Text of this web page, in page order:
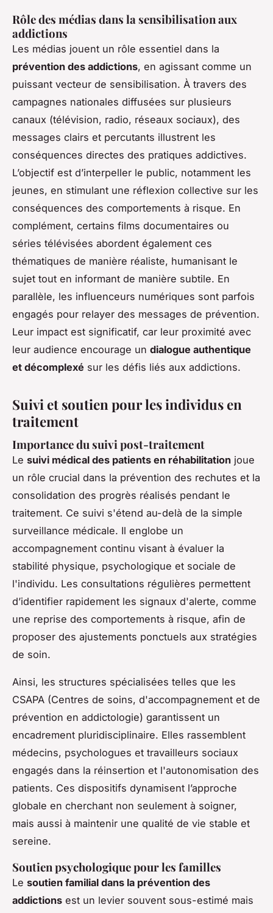
Rôle des médias dans la sensibilisation aux
addictions
Les médias jouent un rôle essentiel dans la
prévention des addictions, en agissant comme un
puissant vecteur de sensibilisation. À travers des
campagnes nationales diffusées sur plusieurs
canaux (télévision, radio, réseaux sociaux), des
messages clairs et percutants illustrent les
conséquences directes des pratiques addictives.
L’objectif est d’interpeller le public, notamment les
jeunes, en stimulant une réflexion collective sur les
conséquences des comportements à risque. En
complément, certains films documentaires ou
séries télévisées abordent également ces
thématiques de manière réaliste, humanisant le
sujet tout en informant de manière subtile. En
parallèle, les influenceurs numériques sont parfois
engagés pour relayer des messages de prévention.
Leur impact est significatif, car leur proximité avec
leur audience encourage un dialogue authentique
et décomplexé sur les défis liés aux addictions.
Suivi et soutien pour les individus en
traitement
Importance du suivi post-traitement
Le suivi médical des patients en réhabilitation joue
un rôle crucial dans la prévention des rechutes et la
consolidation des progrès réalisés pendant le
traitement. Ce suivi s'étend au-delà de la simple
surveillance médicale. Il englobe un
accompagnement continu visant à évaluer la
stabilité physique, psychologique et sociale de
l'individu. Les consultations régulières permettent
d’identifier rapidement les signaux d'alerte, comme
une reprise des comportements à risque, afin de
proposer des ajustements ponctuels aux stratégies
de soin.
Ainsi, les structures spécialisées telles que les
CSAPA (Centres de soins, d'accompagnement et de
prévention en addictologie) garantissent un
encadrement pluridisciplinaire. Elles rassemblent
médecins, psychologues et travailleurs sociaux
engagés dans la réinsertion et l'autonomisation des
patients. Ces dispositifs dynamisent l’approche
globale en cherchant non seulement à soigner,
mais aussi à maintenir une qualité de vie stable et
sereine.
Soutien psychologique pour les familles
Le soutien familial dans la prévention des
addictions est un levier souvent sous-estimé mais